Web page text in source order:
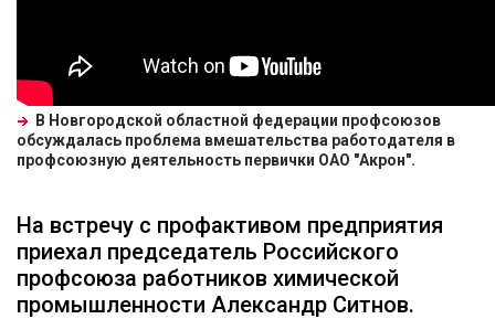
В Новгородской областной федерации профсоюзов
обсуждалась проблема вмешательства работодателя в
профсоюзную деятельность первички ОАО "Акрон".
На встречу с профактивом предприятия
приехал председатель Российского
профсоюза работников химической
промышленности Александр Ситнов.